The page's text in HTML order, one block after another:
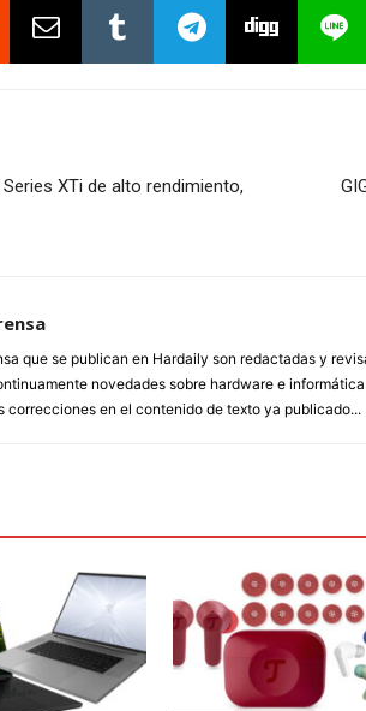
XTi de alto rendimiento,
que se publican en Hardaily son redactadas y
novedades sobre hardware e
correcciones en el contenido de texto ya publicado...